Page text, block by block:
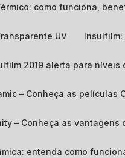
como funciona,
UV
2019 alerta para
– Conheça as películas
– Conheça as
entenda como